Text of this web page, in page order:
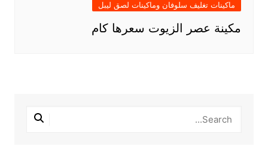
ماكينات تغليف سلوفان وماكينات لصق ليبل
مكينة عصر الزيوت سعرها كام